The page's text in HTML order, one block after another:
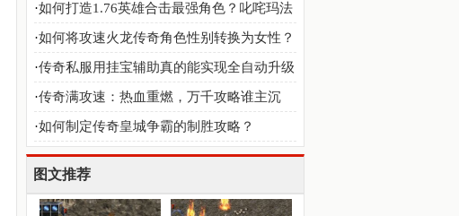
·如何打造1.76英雄合击最强角色？叱咤玛法
必备技巧有哪些？
·如何将攻速火龙传奇角色性别转换为女性？
·传奇私服用挂宝辅助真的能实现全自动升级
打宝吗？最强攻略揭秘
·传奇满攻速：热血重燃，万千攻略谁主沉
浮？
·如何制定传奇皇城争霸的制胜攻略？
图文推荐